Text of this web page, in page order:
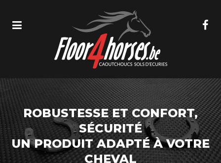
ROBUSTESSE ET CONFORT,
SÉCURITÉ
UN PRODUIT ADAPTÉ À VOTRE
CHEVAL